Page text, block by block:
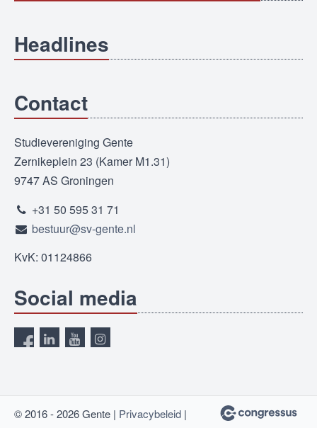
Headlines
Contact
Studievereniging Gente
Zernikeplein 23 (Kamer M1.31)
9747 AS Groningen
+31 50 595 31 71
bestuur@sv-gente.nl
KvK: 01124866
Social media
© 2016 - 2026 Gente | Privacybeleid |